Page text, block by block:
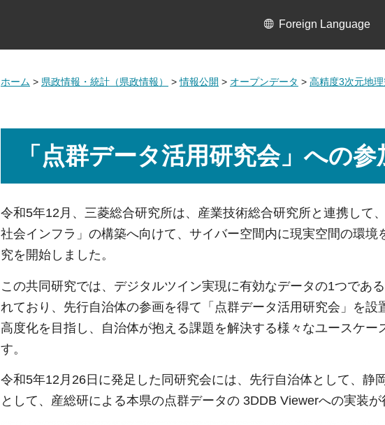
Foreign Language
ホーム > 県政情報・統計（県政情報） >情報公開 > オープンデータ > 高精度3次元地
「点群データ活用研究会」への参
令和5年12月、三菱総合研究所は、産業技術総合研究所と連携して
社会インフラ」の構築へ向けて、サイバー空間内に現実空間の環
究を開始しました。
この共同研究では、デジタルツイン実現に有効なデータの1つであ
れており、先行自治体の参画を得て「点群データ活用研究会」を設
高度化を目指し、自治体が抱える課題を解決する様々なユースケ
す。
令和5年12月26日に発足した同研究会には、先行自治体として、静
として、産総研による本県の点群データの 3DDB Viewerへの実装が